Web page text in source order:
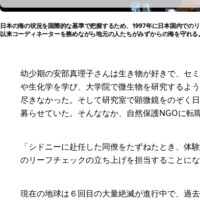
日本の海の状況を国際的な基準で把握するため、1997年に日本国内での
以来コーディネーターを務めながら地元の人たちがみずからの海を守れ
幼少期の安部真理子さんは生き物が好きで、セ
や生化学を学び、大学院で微生物を研究するよ
尽きなかった。そして研究室で顕微鏡をのぞく
募らせていた。そんななか、自然保護NGOに転
「シドニーに赴任した同僚をたずねたとき、
のリーフチェックの立ち上げを担当することに
現在の地球は６回目の大量絶滅が進行中で、過